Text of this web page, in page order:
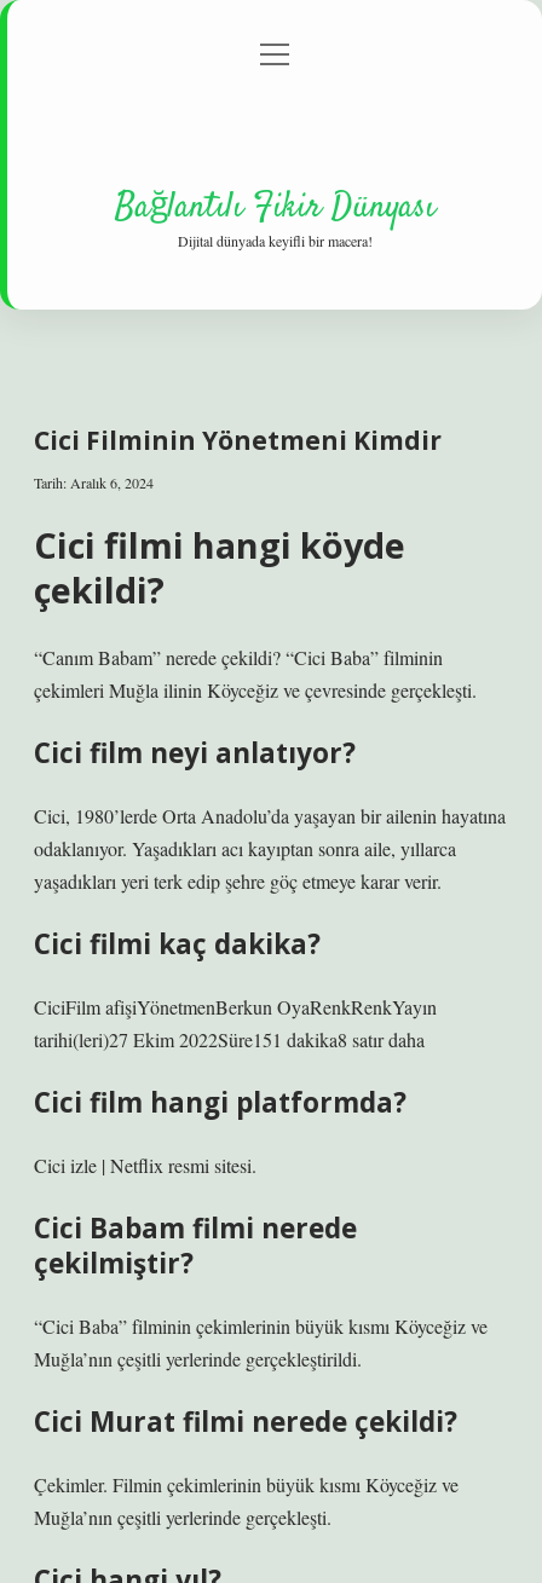
Gizlilik Politikası
menüyü
Bağlantılı Fikir Dünyası
Dijital dünyada keyifli bir macera!
Cici Filminin Yönetmeni Kimdir
Tarih: Aralık 6, 2024
Cici filmi hangi köyde
çekildi?
“Canım Babam” nerede çekildi? “Cici Baba” filminin
çekimleri Muğla ilinin Köyceğiz ve çevresinde gerçekleşti.
Cici film neyi anlatıyor?
Cici, 1980’lerde Orta Anadolu’da yaşayan bir ailenin hayatına
odaklanıyor. Yaşadıkları acı kayıptan sonra aile, yıllarca
yaşadıkları yeri terk edip şehre göç etmeye karar verir.
Cici filmi kaç dakika?
CiciFilm afişiYönetmenBerkun OyaRenkRenkYayın
tarihi(leri)27 Ekim 2022Süre151 dakika8 satır daha
Cici film hangi platformda?
Cici izle | Netflix resmi sitesi.
Cici Babam filmi nerede
çekilmiştir?
“Cici Baba” filminin çekimlerinin büyük kısmı Köyceğiz ve
Muğla’nın çeşitli yerlerinde gerçekleştirildi.
Cici Murat filmi nerede çekildi?
Çekimler. Filmin çekimlerinin büyük kısmı Köyceğiz ve
Muğla’nın çeşitli yerlerinde gerçekleşti.